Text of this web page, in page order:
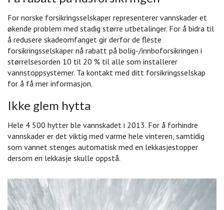
For norske forsikringsselskaper representerer vannskader et
økende problem med stadig større utbetalinger. For å bidra til
å redusere skadeomfanget gir derfor de fleste
forsikringsselskaper nå rabatt på bolig-/innboforsikringen i
størrelsesorden 10 til 20 % til alle som installerer
vannstoppsystemer. Ta kontakt med ditt forsikringsselskap
for å få mer informasjon.
Ikke glem hytta
Hele 4 500 hytter ble vannskadet i 2013. For å forhindre
vannskader er det viktig med varme hele vinteren, samtidig
som vannet stenges automatisk med en lekkasjestopper
dersom en lekkasje skulle oppstå.